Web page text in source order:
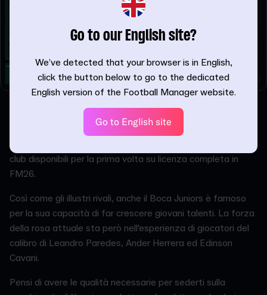
Club Atlético Boca Juniors
Il Club Atlético Boca Juniors, protagonista insieme al River
della rivalità più accesa del calcio argentino, è un altro dei
club disponibili per la prima volta su licenza completa in
FM26.
Così come gli illustri rivali, anche il Boca Juniors è famoso
per la sua capacità di far crescere giovani talenti. La forza
della rosa attuale sta però nell'esperienza di giocatori del
calibro di Leandro Paredes, Ander Herrera ed Edinson
Cavani.
Pensi di avere le qualità necessarie per sederti sulla
Go to our English site?
We’ve detected that your browser is in English,
click the button below to go to the dedicated
English version of the Football Manager website.
Go to English site